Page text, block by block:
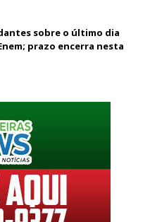
sobre o último dia
prazo encerra nesta